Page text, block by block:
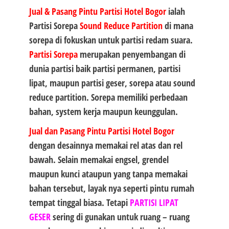
Jual & Pasang Pintu Partisi Hotel Bogor ialah
Partisi SorepaSound Reduce Partitiondi mana
sorepa di fokuskan untuk partisi redam suara.
Partisi Sorepamerupakan penyembangan di
dunia partisi baik partisi permanen, partisi
lipat, maupun partisi geser, sorepa atau sound
reduce partition. Sorepa memiliki perbedaan
bahan, system kerja maupun keunggulan.
Jual dan Pasang Pintu Partisi Hotel Bogor
dengan desainnya memakai rel atas dan rel
bawah. Selain memakai engsel, grendel
maupun kunci ataupun yang tanpa memakai
bahan tersebut, layak nya seperti pintu rumah
tempat tinggal biasa. Tetapi PARTISI LIPAT
GESERsering di gunakan untuk ruang – ruang